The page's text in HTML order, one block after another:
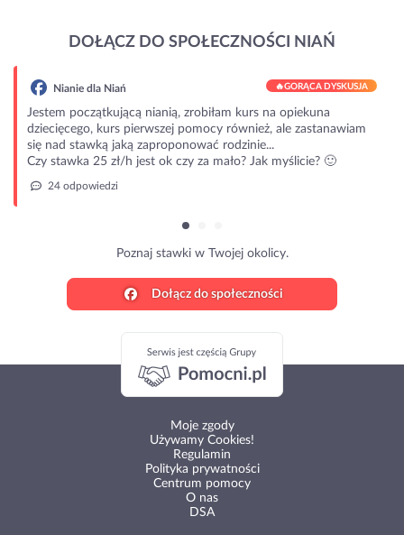
DOŁĄCZ DO SPOŁECZNOŚCI NIAŃ
Nianie dla Niań 🔥GORĄCA DYSKUSJA
Jestem początkującą nianią, zrobiłam kurs na opiekuna
dziecięcego, kurs pierwszej pomocy również, ale zastanawiam
się nad stawką jaką zaproponować rodzinie...
Czy stawka 25 zł/h jest ok czy za mało? Jak myślicie? 🙂
24 odpowiedzi
Poznaj stawki w Twojej okolicy.
Dołącz do społeczności
Moje zgody
Używamy Cookies!
Regulamin
Polityka prywatności
Centrum pomocy
O nas
DSA